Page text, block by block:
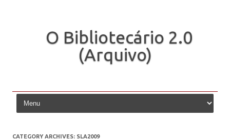
O Bibliotecário 2.0
(Arquivo)
Skip to content
CATEGORY ARCHIVES: SLA2009